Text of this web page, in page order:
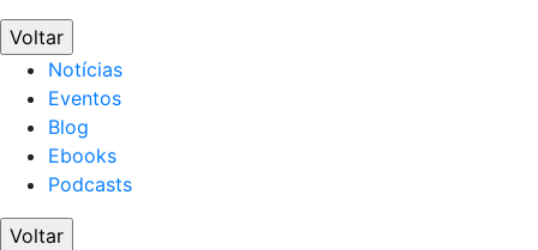
Voltar
Notícias
Eventos
Blog
Ebooks
Podcasts
Voltar